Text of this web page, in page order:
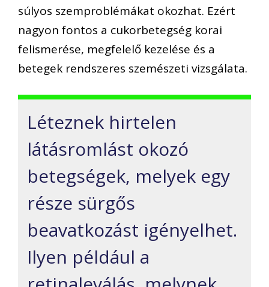
súlyos szemproblémákat okozhat. Ezért
nagyon fontos a cukorbetegség korai
felismerése, megfelelő kezelése és a
betegek rendszeres szemészeti vizsgálata.
Léteznek hirtelen
látásromlást okozó
betegségek, melyek egy
része sürgős
beavatkozást igényelhet.
Ilyen például a